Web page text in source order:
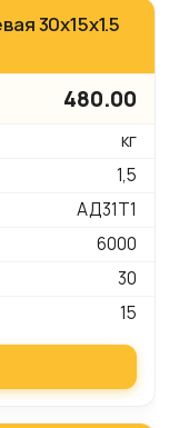
30х15х1.5
480.00
кг
1,5
АД31Т1
6000
30
15